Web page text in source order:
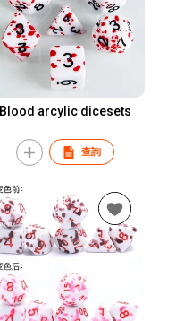
Blood arcylic dicesets
查詢